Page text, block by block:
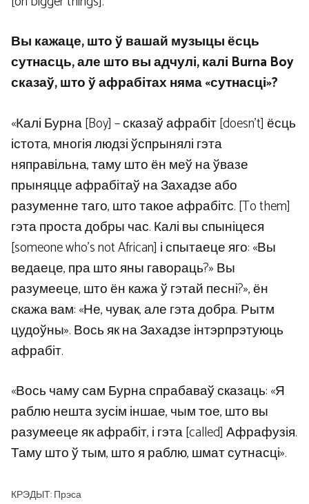
Вы кажаце, што ў вашай музыцы ёсць
сутнасць, але што вы адчулі, калі Burna Boy
сказаў, што ў афрабітах няма «сутнасці»?
«Калі Бурна [Boy] – сказаў афрабіт [doesn’t] ёсць
істота, многія людзі ўспрынялі гэта
няправільна, таму што ён меў на ўвазе
прыняцце афрабітаў на Захадзе або
разуменне таго, што такое афрабітс. [To them]
гэта проста добры час. Калі вы спыніцеся
[someone who’s not African] і спытаеце яго: «Вы
ведаеце, пра што яны гавораць?» Вы
разумееце, што ён кажа ў гэтай песні?», ён
скажа вам: «Не, чувак, але гэта добра. Рытм
цудоўны». Вось як на Захадзе інтэрпрэтуюць
афрабіт.
«Вось чаму сам Бурна спрабаваў сказаць: «Я
раблю нешта зусім іншае, чым тое, што вы
разумееце як афрабіт, і гэта [called] Афрафузія.
Таму што ў тым, што я раблю, шмат сутнасці».
КРЭДЫТ: Прэса